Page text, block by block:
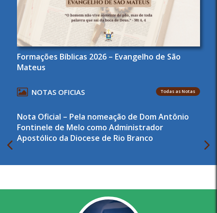
Formações Bíblicas 2026 – Evangelho de São
Mateus
NOTAS OFICIAS Todas as Notas
Nota Oficial – Pela nomeação de Dom Antônio
Fontinele de Melo como Administrador
Apostólico da Diocese de Rio Branco